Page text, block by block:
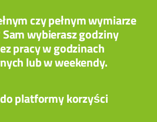
czy pełnym wymiarze
wybierasz godziny
pracy w godzinach
lub w weekendy.
platformy korzyści